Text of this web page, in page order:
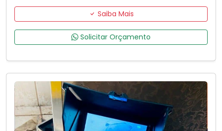
Saiba Mais
Solicitar Orçamento